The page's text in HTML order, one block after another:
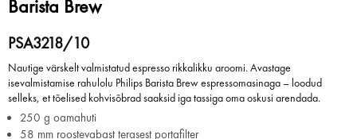
Barista Brew
PSA3218/10
Nautige värskelt valmistatud espresso rikkalikku aroomi. Avastage
isevalmistamise rahulolu Philips Barista Brew espressomasinaga – loodud
selleks, et tõelised kohvisõbrad saaksid iga tassiga oma oskusi arendada.
250 g oamahuti
58 mm roostevabast terasest portafilter